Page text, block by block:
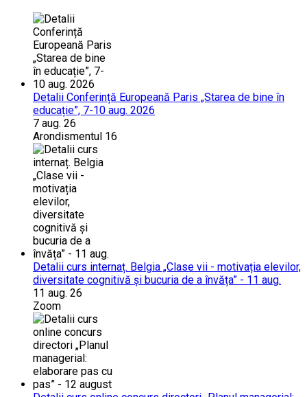
Detalii Conferință Europeană Paris „Starea de bine în
educație”, 7-10 aug. 2026
7 aug. 26
Arondismentul 16
Detalii curs internaț. Belgia „Clase vii - motivația elevilor,
diversitate cognitivă și bucuria de a învăța” - 11 aug.
11 aug. 26
Zoom